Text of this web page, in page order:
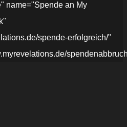
name="Spende an My
spende-erfolgreich/"